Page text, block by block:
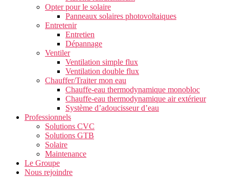
Opter pour le solaire
Panneaux solaires photovoltaiques
Entretenir
Entretien
Dépannage
Ventiler
Ventilation simple flux
Ventilation double flux
Chauffer/Traiter mon eau
Chauffe-eau thermodynamique monobloc
Chauffe-eau thermodynamique air extérieur
Système d’adoucisseur d’eau
Professionnels
Solutions CVC
Solutions GTB
Solaire
Maintenance
Le Groupe
Nous rejoindre